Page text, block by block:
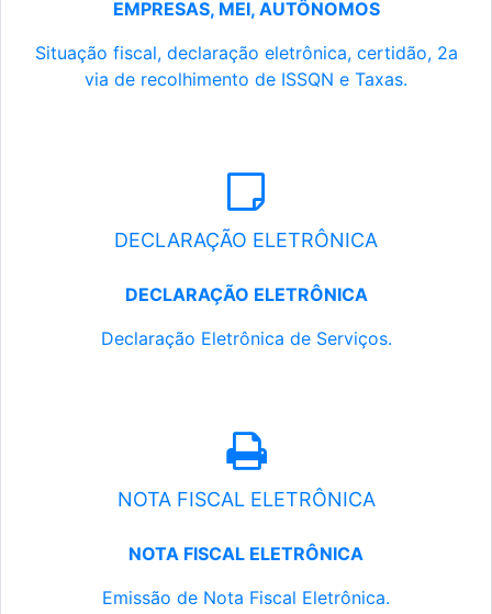
EMPRESAS, MEI, AUTÔNOMOS
Situação fiscal, declaração eletrônica, certidão, 2a
via de recolhimento de ISSQN e Taxas.
DECLARAÇÃO ELETRÔNICA
DECLARAÇÃO ELETRÔNICA
Declaração Eletrônica de Serviços.
NOTA FISCAL ELETRÔNICA
NOTA FISCAL ELETRÔNICA
Emissão de Nota Fiscal Eletrônica.